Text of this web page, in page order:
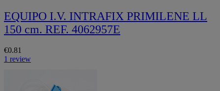
EQUIPO I.V. INTRAFIX PRIMILENE LL
150 cm. REF. 4062957E
€0.81
1 review